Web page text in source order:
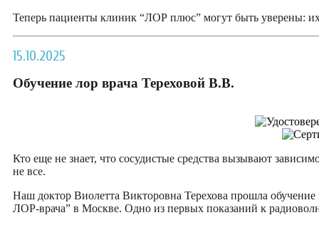
Теперь пациенты клиник “ЛОР плюс” могут быть уверены:
15.10.2025
Обучение лор врача Тереховой В.В.
Кто еще не знает, что сосудистые средства вызывают
не все.
Наш доктор Виолетта Викторовна Терехова прошла
ЛОР-врача” в Москве. Одно из первых показаний к